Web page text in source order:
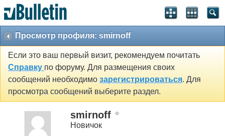
Просмотр профиля: smirnoff
Если это ваш первый визит, рекомендуем почитать
Справку по форуму. Для размещения своих
сообщений необходимо зарегистрироваться. Для
просмотра сообщений выберите раздел.
smirnoff
Новичок